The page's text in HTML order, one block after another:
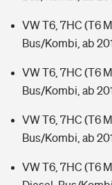
VW T6, 7HC (T6
Bus/Kombi, ab
VW T6, 7HC (T6
Bus/Kombi, ab
VW T6, 7HC (T6
Bus/Kombi, ab
VW T6, 7HC (T6